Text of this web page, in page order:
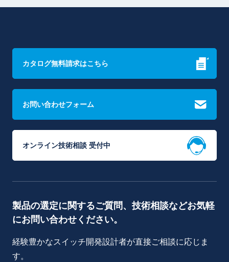
カタログ無料請求はこちら
お問い合わせフォーム
オンライン技術相談 受付中
製品の選定に関するご質問、技術相談などお気軽
にお問い合わせください。
経験豊かなスイッチ開発設計者が直接ご相談に応じま
す。